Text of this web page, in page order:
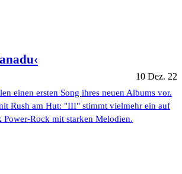
10 Dez. 22
einen ersten Song ihres neuen Albums vor.
Rush am Hut: "III" stimmt vielmehr ein auf
Power-Rock mit starken Melodien.